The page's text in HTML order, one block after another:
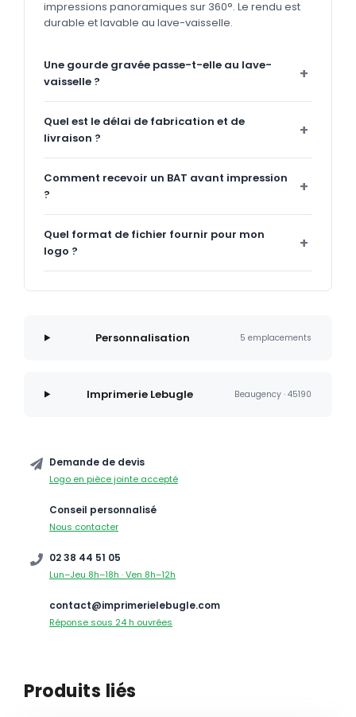
impressions panoramiques sur 360°. Le rendu est
durable et lavable au lave-vaisselle.
Une gourde gravée passe-t-elle au lave-
vaisselle ?
Quel est le délai de fabrication et de
livraison ?
Comment recevoir un BAT avant impression
?
Quel format de fichier fournir pour mon
logo ?
Personnalisation 5 emplacements
Imprimerie Lebugle Beaugency · 45190
Demande de devis
Logo en pièce jointe accepté
Conseil personnalisé
Nous contacter
02 38 44 51 05
Lun–Jeu 8h–18h · Ven 8h–12h
contact@imprimerielebugle.com
Réponse sous 24 h ouvrées
Produits liés